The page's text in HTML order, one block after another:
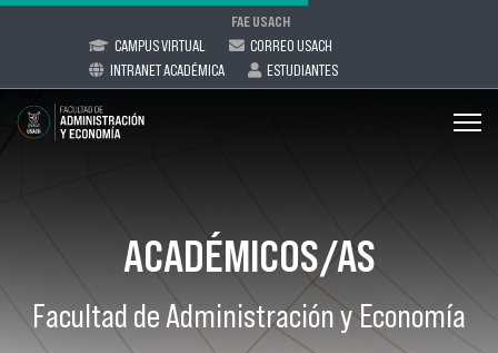
FAE USACH
CAMPUS VIRTUAL
CORREO USACH
INTRANET ACADÉMICA
ESTUDIANTES
ACADÉMICOS/AS
Facultad de Administración y Economía